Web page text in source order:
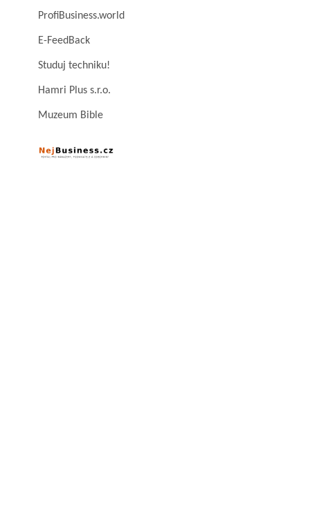
ProfiBusiness.world
E-FeedBack
Studuj techniku!
Hamri Plus s.r.o.
Muzeum Bible